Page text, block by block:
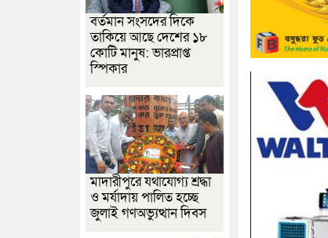
বর্তমান সংসদের দিকে
তাকিয়ে আছে দেশের ১৮
কোটি মানুষ: ভারপ্রাপ্ত
স্পিকার
মাদারীপুরে যথাযোগ্য শ্রদ্ধা
ও মর্যাদায় পালিত হচ্ছে
জুলাই গণঅভ্যুত্থান দিবস